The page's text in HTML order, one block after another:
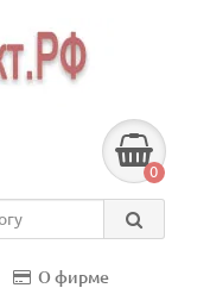
0
О фирме